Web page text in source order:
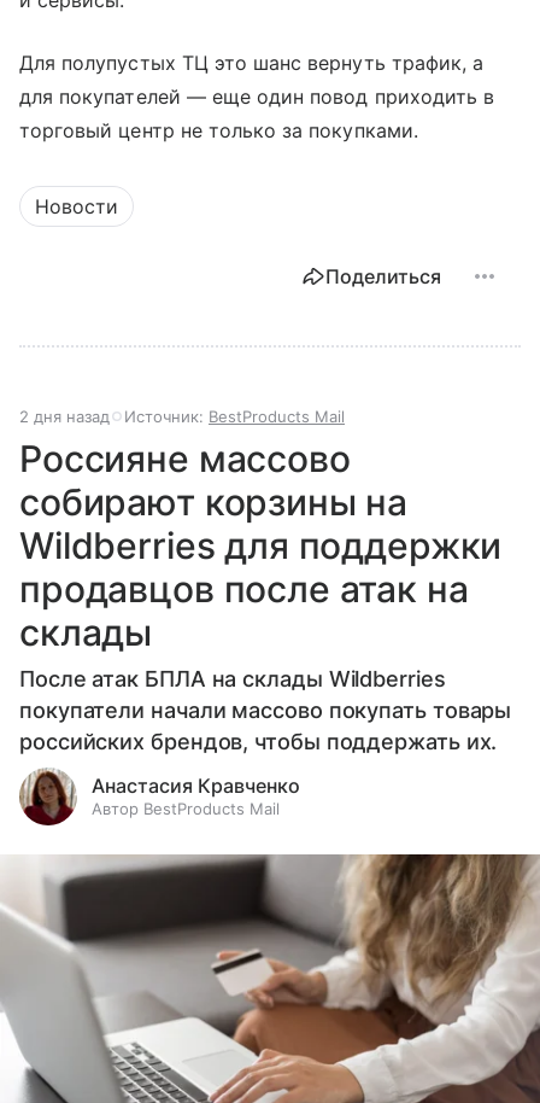
Для полупустых ТЦ это шанс вернуть трафик, а
для покупателей — еще один повод приходить в
торговый центр не только за покупками.
Новости
Поделиться
2 дня назад Источник: BestProducts Mail
Россияне массово
собирают корзины на
Wildberries для поддержки
продавцов после атак на
склады
После атак БПЛА на склады Wildberries
покупатели начали массово покупать товары
российских брендов, чтобы поддержать их.
Анастасия Кравченко
Автор BestProducts Mail